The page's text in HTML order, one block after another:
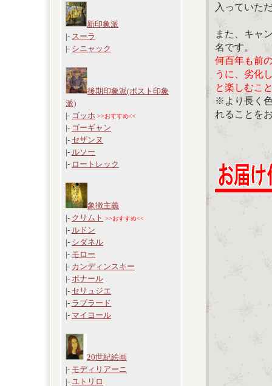
新印象派
|- スーラ
|- シニャック
後期印象派(ポスト印象
派)
|- ゴッホ >>おすすめ<<
|- ゴーギャン
|- セザンヌ
|- ルソー
|- ロートレック
象徴主義
|- クリムト >>おすすめ<<
|- ルドン
|- シダネル
|- モロー
|- カンディンスキー
|- ボナール
|- セリュジエ
|- ラプラード
|- マイヨール
20世紀絵画
|- モディリアーニ
|- ユトリロ
入っていた
また、キャ
名です。
何百年も前
うに、劣化
と楽しむこ
※より長く
れることを